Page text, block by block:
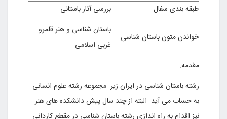
طبقه بندی سفال
بررسی آثار باستانی
خواندن متون باستان شناسی
باستان شناسی و هنر قلمرو
غربی اسلامی
مقدمه:
رشته باستان شناسی در ایران زیر مجموعه رشته علوم انسانی
به حساب می آید. البته از چند سال پیش دانشکده های هنر
نیز اقدام به راه اندازی رشته باستان شناسی در مقطع کاردانی